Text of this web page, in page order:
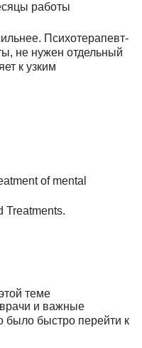
работы
Психотерапевт-
не нужен отдельный
к узким
of mental
Treatments.
теме
и важные
было быстро перейти к